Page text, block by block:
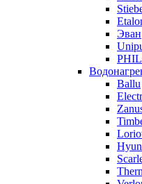
Эван
Ballu